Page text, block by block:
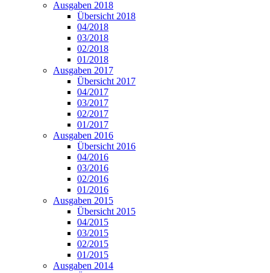
Ausgaben 2018
Übersicht 2018
04/2018
03/2018
02/2018
01/2018
Ausgaben 2017
Übersicht 2017
04/2017
03/2017
02/2017
01/2017
Ausgaben 2016
Übersicht 2016
04/2016
03/2016
02/2016
01/2016
Ausgaben 2015
Übersicht 2015
04/2015
03/2015
02/2015
01/2015
Ausgaben 2014